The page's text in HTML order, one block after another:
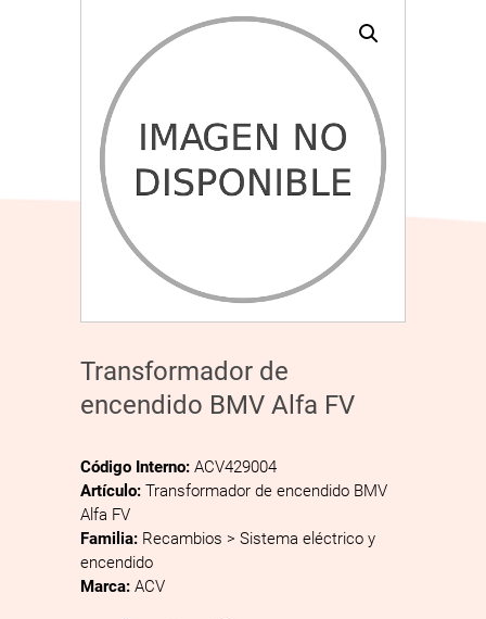
Transformador de
encendido BMV Alfa FV
Código Interno: ACV429004
Artículo: Transformador de encendido BMV
Alfa FV
Familia: Recambios > Sistema eléctrico y
encendido
Marca: ACV